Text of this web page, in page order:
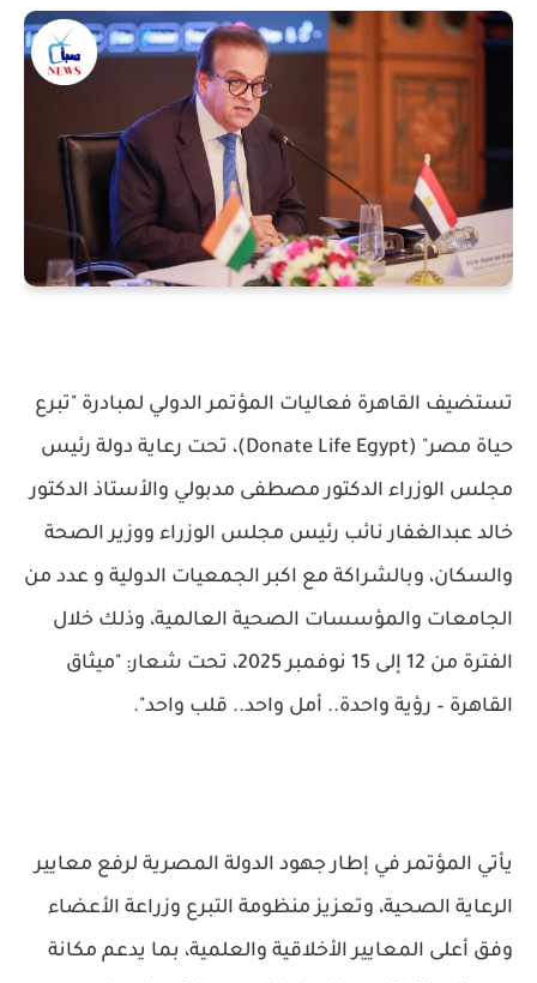
تستضيف القاهرة فعاليات المؤتمر الدولي لمبادرة "تبرع
حياة مصر" (Donate Life Egypt)، تحت رعاية دولة رئيس
مجلس الوزراء الدكتور مصطفى مدبولي والأستاذ الدكتور
خالد عبدالغفار نائب رئيس مجلس الوزراء ووزير الصحة
والسكان، وبالشراكة مع اكبر الجمعيات الدولية و عدد من
الجامعات والمؤسسات الصحية العالمية، وذلك خلال
الفترة من 12 إلى 15 نوفمبر 2025، تحت شعار: "ميثاق
القاهرة – رؤية واحدة.. أمل واحد.. قلب واحد".
يأتي المؤتمر في إطار جهود الدولة المصرية لرفع معايير
الرعاية الصحية، وتعزيز منظومة التبرع وزراعة الأعضاء
وفق أعلى المعايير الأخلاقية والعلمية، بما يدعم مكانة